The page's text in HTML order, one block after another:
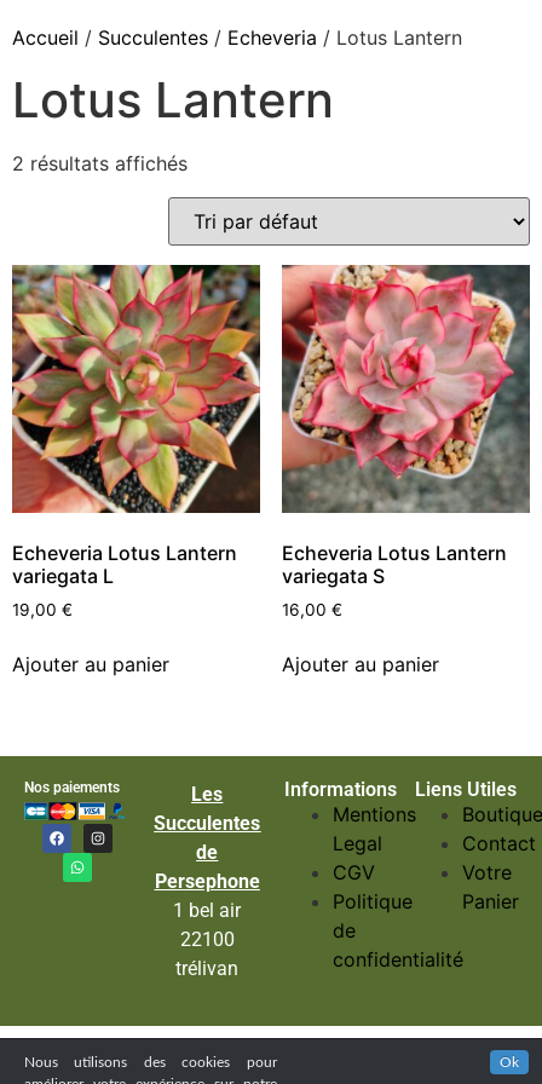
Accueil / Succulentes / Echeveria / Lotus Lantern
Lotus Lantern
2 résultats affichés
Echeveria Lotus Lantern
variegata L
19,00 €
Ajouter au panier
Echeveria Lotus Lantern
variegata S
16,00 €
Ajouter au panier
Nos paiements
Les
Succulentes
de
Persephone
1 bel air
22100
trélivan
Informations
Mentions
Legal
CGV
Politique
de
confidentialité
Liens Utiles
Contact
Votre
Panier
Nous utilisons des cookies pour
Ok